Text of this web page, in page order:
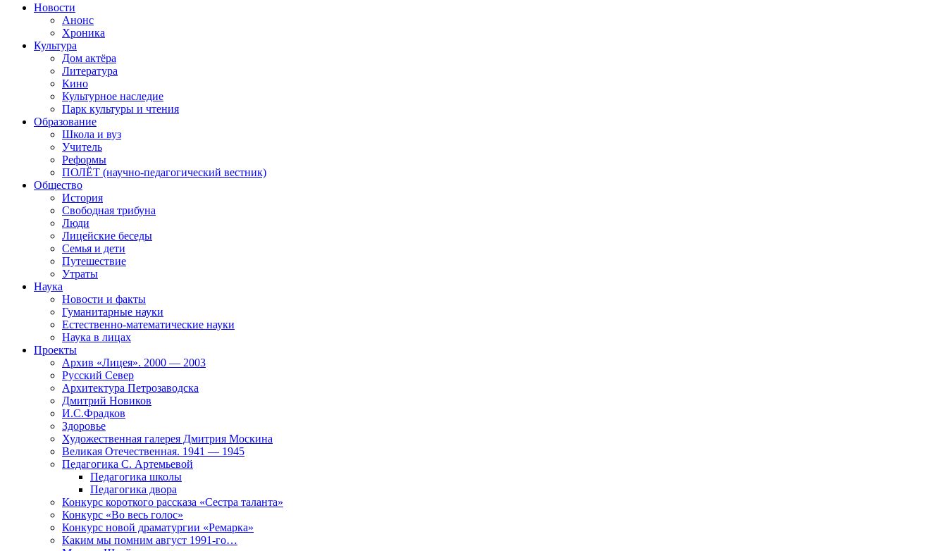
Новости
Анонс
Хроника
Культура
Дом актёра
Литература
Кино
Культурное наследие
Парк культуры и чтения
Образование
Школа и вуз
Учитель
Реформы
ПОЛЁТ (научно-педагогический вестник)
Общество
История
Свободная трибуна
Люди
Лицейские беседы
Семья и дети
Путешествие
Утраты
Наука
Новости и факты
Гуманитарные науки
Естественно-математические науки
Наука в лицах
Проекты
Архив «Лицея». 2000 — 2003
Русский Север
Архитектура Петрозаводска
Дмитрий Новиков
И.С.Фрадков
Здоровье
Художественная галерея Дмитрия Москина
Великая Отечественная. 1941 — 1945
Педагогика С. Артемьевой
Педагогика школы
Педагогика двора
Конкурс короткого рассказа «Сестра таланта»
Конкурс «Во весь голос»
Конкурс новой драматургии «Ремарка»
Каким мы помним август 1991-го…